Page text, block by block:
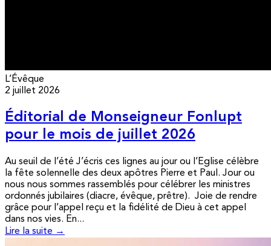
L’Évêque
2 juillet 2026
Éditorial de Monseigneur Fonlupt
pour le mois de juillet 2026
Au seuil de l’été J’écris ces lignes au jour ou l’Eglise célèbre
la fête solennelle des deux apôtres Pierre et Paul. Jour ou
nous nous sommes rassemblés pour célébrer les ministres
ordonnés jubilaires (diacre, évêque, prêtre). Joie de rendre
grâce pour l’appel reçu et la fidélité de Dieu à cet appel
dans nos vies. En...
Lire la suite →